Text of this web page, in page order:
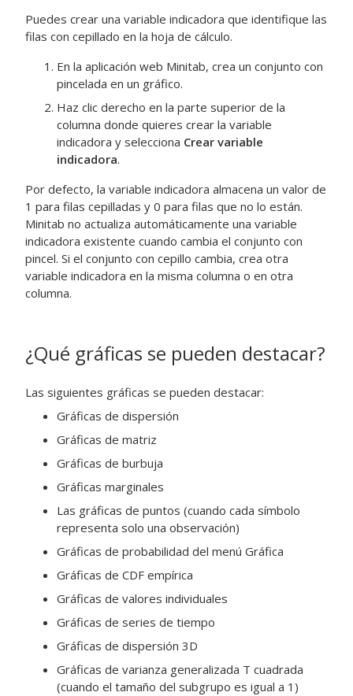
Puedes crear una variable indicadora que identifique las
filas con cepillado en la hoja de cálculo.
En la aplicación web Minitab, crea un conjunto con
pincelada en un gráfico.
Haz clic derecho en la parte superior de la
columna donde quieres crear la variable
indicadora y selecciona Crear variable
indicadora.
Por defecto, la variable indicadora almacena un valor de
1 para filas cepilladas y 0 para filas que no lo están.
Minitab no actualiza automáticamente una variable
indicadora existente cuando cambia el conjunto con
pincel. Si el conjunto con cepillo cambia, crea otra
variable indicadora en la misma columna o en otra
columna.
¿Qué gráficas se pueden destacar?
Las siguientes gráficas se pueden destacar:
Gráficas de dispersión
Gráficas de matriz
Gráficas de burbuja
Gráficas marginales
Las gráficas de puntos (cuando cada símbolo
representa solo una observación)
Gráficas de probabilidad del menú Gráfica
Gráficas de CDF empírica
Gráficas de valores individuales
Gráficas de series de tiempo
Gráficas de dispersión 3D
Gráficas de varianza generalizada T cuadrada
(cuando el tamaño del subgrupo es igual a 1)